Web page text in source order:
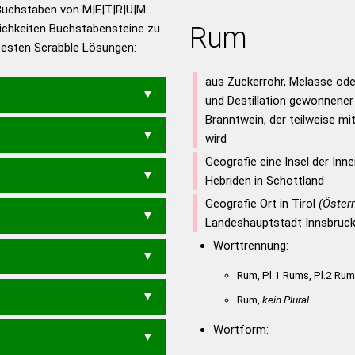
– Die deutsche Grammatik
– Deutsches
von M|E|T|R|U|M
Buchstabensteine zu
Scrabble Lösungen:
Rum
aus Zuckerrohr, Melasse
und Destillation
Branntwein, der teilweise
wird
Geografie eine Insel der
Hebriden in Schottland
Geografie Ort in Tirol
Landeshauptstadt Innsbruck
Worttrennung:
Rum, Pl.1 Rums, Pl.2
Rum, kein Plural
Wortform: